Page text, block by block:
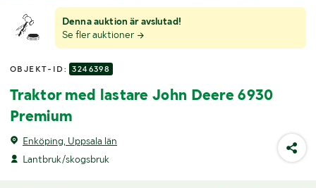
Denna auktion är avslutad!
Se fler auktioner
OBJEKT-ID: 3246398
Traktor med lastare John Deere 6930
Premium
Enköping, Uppsala län
Lantbruk/skogsbruk